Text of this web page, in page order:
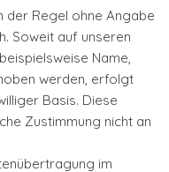
der Regel ohne Angabe
Soweit auf unseren
Name,
werden, erfolgt
Basis. Diese
Zustimmung nicht an
im